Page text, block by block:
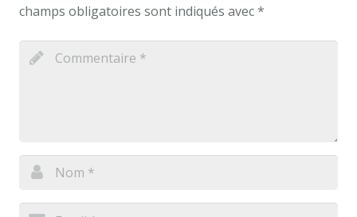
champs obligatoires sont indiqués avec*